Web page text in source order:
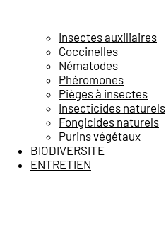
Insectes auxiliaires
Coccinelles
Nématodes
Phéromones
Pièges à insectes
Insecticides naturels
Fongicides naturels
Purins végétaux
BIODIVERSITE
ENTRETIEN